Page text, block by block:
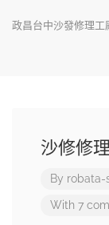
政昌台中沙發修理工
沙修修
By robata-
With 7